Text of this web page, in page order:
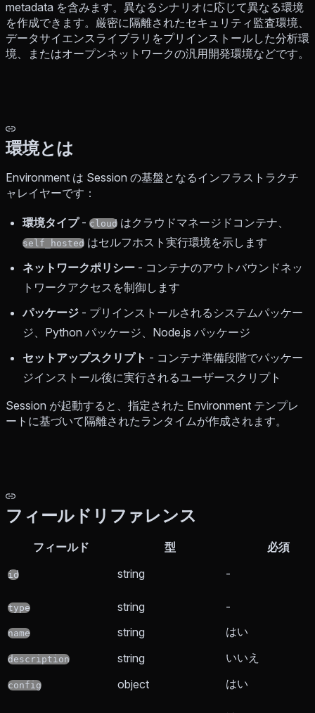
metadata を含みます。異なるシナリオに応じて異なる環境
を作成できます。厳密に隔離されたセキュリティ監査環境、
データサイエンスライブラリをプリインストールした分析環
境、またはオープンネットワークの汎用開発環境などです。
環境とは
Environment は Session の基盤となるインフラストラクチ
ャレイヤーです：
環境タイプ- cloud はクラウドマネージドコンテナ、
self_hosted はセルフホスト実行環境を示します
ネットワークポリシー - コンテナのアウトバウンドネッ
トワークアクセスを制御します
パッケージ - プリインストールされるシステムパッケー
ジ、Python パッケージ、Node.js パッケージ
セットアップスクリプト - コンテナ準備段階でパッケー
ジインストール後に実行されるユーザースクリプト
Session が起動すると、指定された Environment テンプレ
ートに基づいて隔離されたランタイムが作成されます。
フィールドリファレンス
フィールド 型 必須
id string -
type string -
name string はい
description string いいえ
config object はい